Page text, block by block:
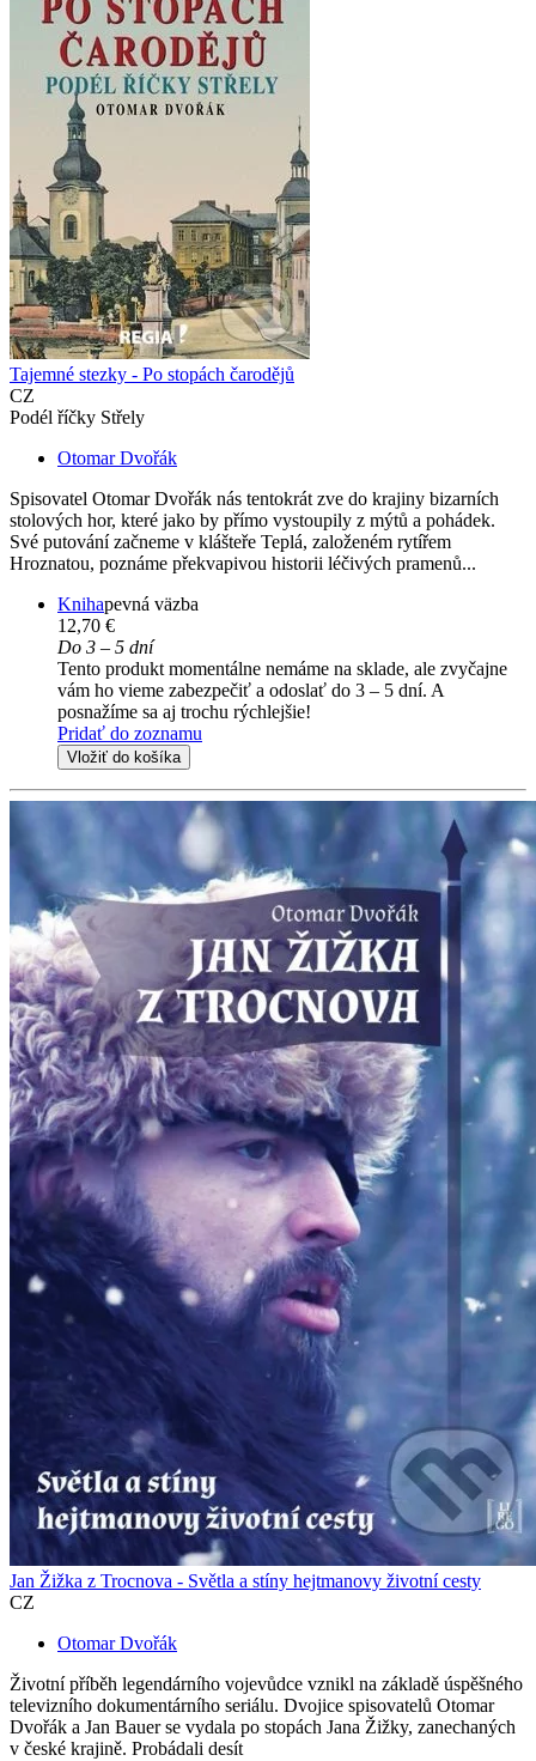
Tajemné stezky - Po stopách čarodějů
CZ
Podél říčky Střely
Otomar Dvořák
Spisovatel Otomar Dvořák nás tentokrát zve do krajiny bizarních
stolových hor, které jako by přímo vystoupily z mýtů a pohádek.
Své putování začneme v klášteře Teplá, založeném rytířem
Hroznatou, poznáme překvapivou historii léčivých pramenů...
Knihapevná väzba
12,70 €
Do 3 – 5 dní
Tento produkt momentálne nemáme na sklade, ale zvyčajne
vám ho vieme zabezpečiť a odoslať do 3 – 5 dní. A
posnažíme sa aj trochu rýchlejšie!
Pridať do zoznamu
Vložiť do košíka
Jan Žižka z Trocnova - Světla a stíny hejtmanovy životní cesty
CZ
Otomar Dvořák
Životní příběh legendárního vojevůdce vznikl na základě úspěšného
televizního dokumentárního seriálu. Dvojice spisovatelů Otomar
Dvořák a Jan Bauer se vydala po stopách Jana Žižky, zanechaných
v české krajině. Probádali desít